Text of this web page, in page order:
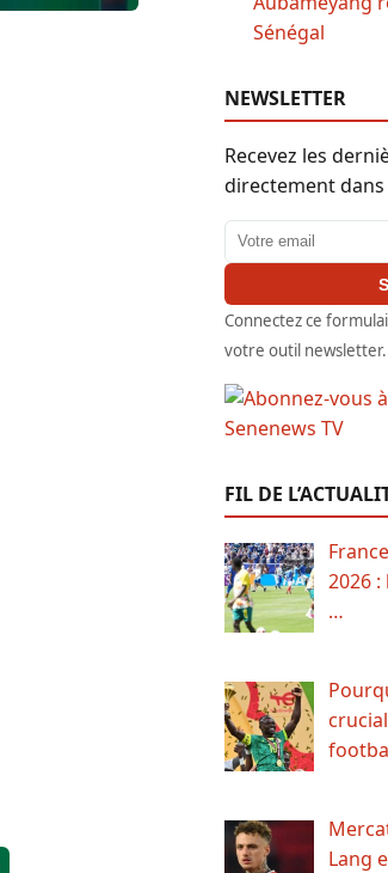
Sénégal
NEWSLETTER
Recevez les
directement
Adresse email
Connectez ce
votre outil newsletter.
FIL DE
2026 :
…
Lang